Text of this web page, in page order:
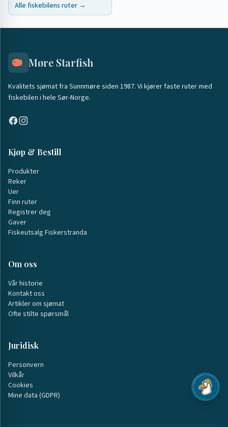
Alle fiskebilens ruter →
Møre Starfish
Kvalitets sjømat fra Sunnmøre siden 1987. Vi kjører faste ruter med
fiskebilen i hele Sør-Norge.
Kjøp & Bestill
Produkter
Reker
Uer
Finn ruter
Registrer deg
Gaver
Fiskeutsalg Fiskerstranda
Om oss
Vår historie
Kontakt oss
Artikler om sjømat
Ofte stilte spørsmål
Juridisk
Personvern
Vilkår
Cookies
Mine data (GDPR)